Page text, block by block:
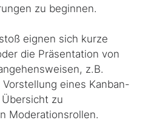
zu beginnen.
eignen sich kurze
die Präsentation von
z.B.
eines Kanban-
zu
Moderationsrollen.